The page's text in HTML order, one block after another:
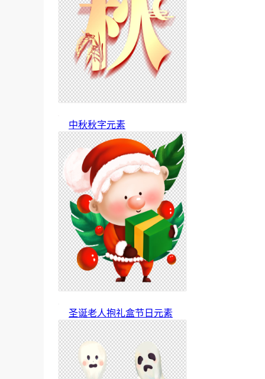
中秋秋字元素
圣诞老人抱礼盒节日元素